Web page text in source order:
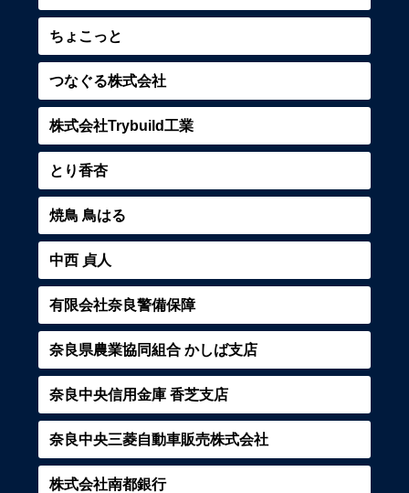
ちょこっと
つなぐる株式会社
株式会社Trybuild工業
とり香杏
焼鳥 鳥はる
中西 貞人
有限会社奈良警備保障
奈良県農業協同組合 かしば支店
奈良中央信用金庫 香芝支店
奈良中央三菱自動車販売株式会社
株式会社南都銀行